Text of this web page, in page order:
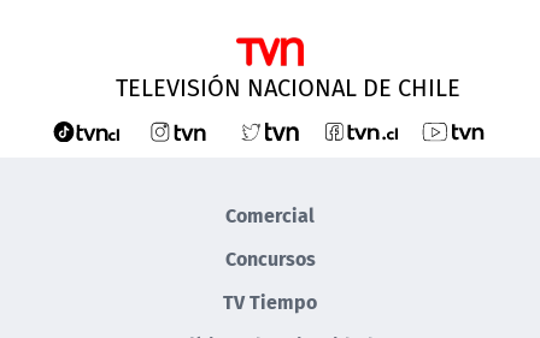
TELEVISIÓN NACIONAL DE CHILE
Comercial
Concursos
TV Tiempo